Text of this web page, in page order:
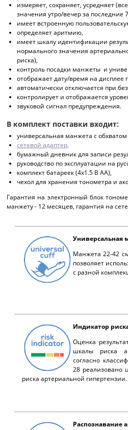
измеряет, сохраняет, усредняет
значения утро/вечер за последние
имеет встроенную
определяет аритмию,
имеет шкалу идентификации
нормального значения
риска),
контроль посадки манжеты и
отображает дату/время на
автоматически отключается при
контролирует и отображается
звуковой сигнал предупреждения.
В комплект поставки входит:
универсальная манжета с
сетевой адаптер,
бумажный дневник для записи
руководство по эксплуатации на
комплект батареек (4х1.5 В АА),
чехол для хранения тонометра и
Гарантия на электронный блок
манжету - 12 месяцев, гарантия на
Универсальная
Манжета 22-42
позволяет
с разной
Индикатор
Оценка
шкалы риска
согласно
28 реализовано
риска артериальной гипертензии.
Распознавание